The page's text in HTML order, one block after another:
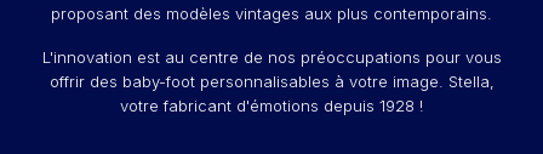
proposant des modèles vintages aux plus contemporains.
L'innovation est au centre de nos préoccupations pour vous
offrir des baby-foot personnalisables à votre image. Stella,
votre fabricant d'émotions depuis 1928 !